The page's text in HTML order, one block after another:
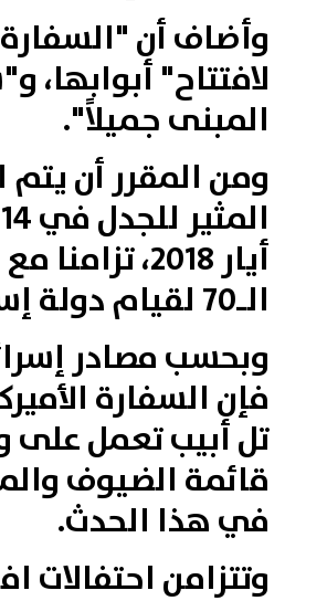
وأضاف أن
لافتتاح" أبوابها،
المبنى جميلاً".
ومن المقرر أن يتم
أيار 2018،
الـ70 لقيام دولة إسرائيل.
وبحسب مصادر
فإن السفارة
تل أبيب تعمل
قائمة الضيوف
في هذا الحدث.
وتتزامن احتفالات